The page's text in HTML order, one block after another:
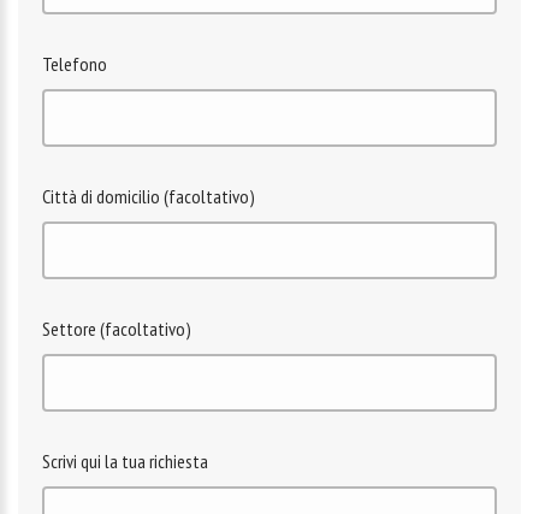
Telefono
Città di domicilio (facoltativo)
Settore (facoltativo)
Scrivi qui la tua richiesta